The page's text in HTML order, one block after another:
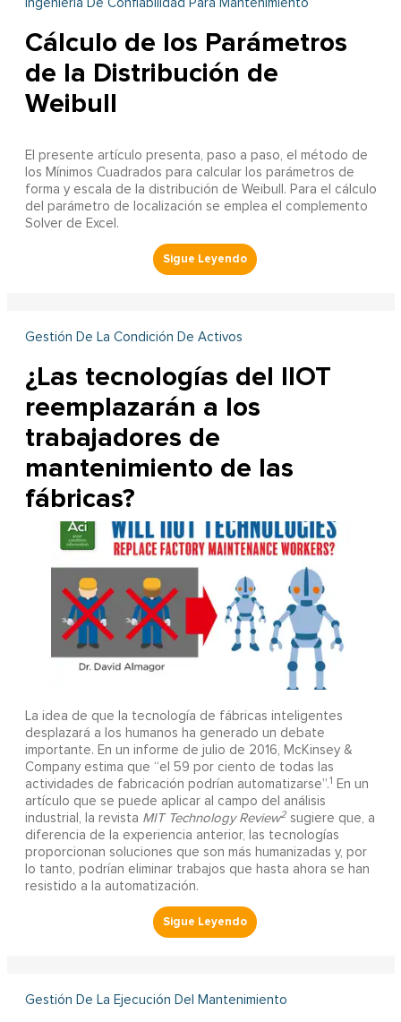
Ingeniería De Confiabilidad Para Mantenimiento
Cálculo de los Parámetros
de la Distribución de
Weibull
El presente artículo presenta, paso a paso, el método de
los Mínimos Cuadrados para calcular los parámetros de
forma y escala de la distribución de Weibull. Para el cálculo
del parámetro de localización se emplea el complemento
Solver de Excel.
Gestión De La Condición De Activos
¿Las tecnologías del IIOT
reemplazarán a los
trabajadores de
mantenimiento de las
fábricas?
La idea de que la tecnología de fábricas inteligentes
desplazará a los humanos ha generado un debate
importante. En un informe de julio de 2016, McKinsey &
Company estima que “el 59 por ciento de todas las
actividades de fabricación podrían automatizarse”.1
En un
artículo que se puede aplicar al campo del análisis
industrial, la revista MIT Technology Review2sugiere que, a
diferencia de la experiencia anterior, las tecnologías
proporcionan soluciones que son más humanizadas y, por
lo tanto, podrían eliminar trabajos que hasta ahora se han
resistido a la automatización.
Gestión De La Ejecución Del Mantenimiento